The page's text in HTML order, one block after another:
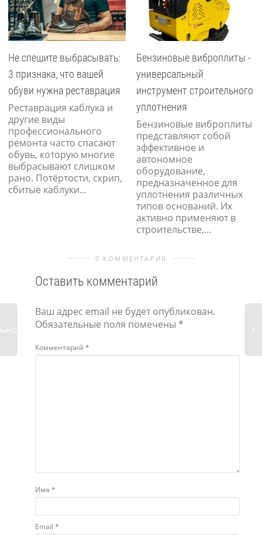
Не спешите выбрасывать:
3 признака, что вашей
обуви нужна реставрация
Реставрация каблука и
другие виды
профессионального
ремонта часто спасают
обувь, которую многие
выбрасывают слишком
рано. Потёртости, скрип,
сбитые каблуки...
Бензиновые виброплиты -
универсальный
инструмент строительного
уплотнения
Бензиновые виброплиты
представляют собой
эффективное и
автономное
оборудование,
предназначенное для
уплотнения различных
типов оснований. Их
активно применяют в
строительстве,...
0 КОММЕНТАРИЯ
Оставить комментарий
Ваш адрес email не будет опубликован.
Обязательные поля помечены *
Комментарий *
Имя *
Email *